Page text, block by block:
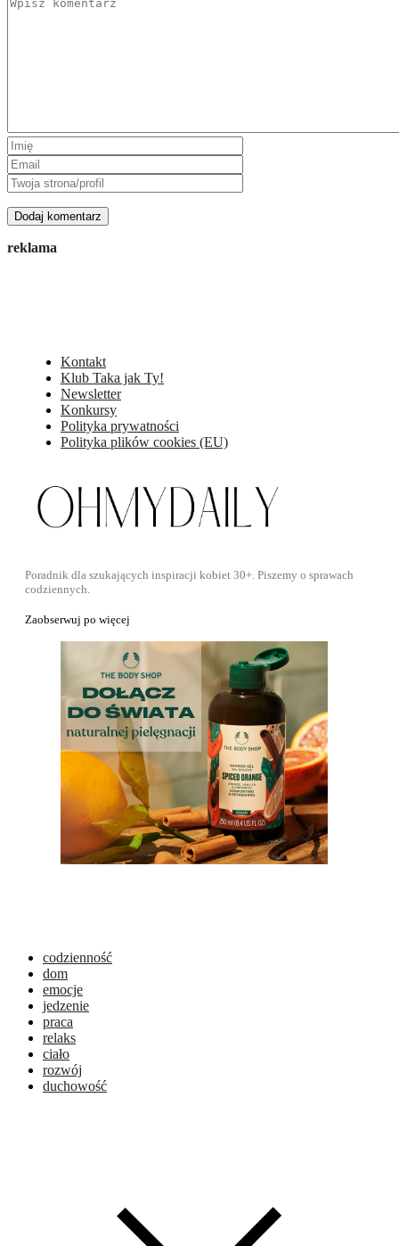
reklama
Kontakt
Klub Taka jak Ty!
Newsletter
Konkursy
Polityka prywatności
Polityka plików cookies (EU)
Poradnik dla szukających inspiracji kobiet 30+. Piszemy o sprawach
codziennych.
Zaobserwuj po więcej
codzienność
dom
emocje
jedzenie
praca
relaks
ciało
rozwój
duchowość